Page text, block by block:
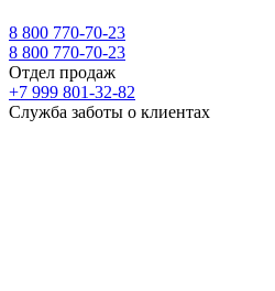
8 800 770-70-23
8 800 770-70-23
Отдел продаж
+7 999 801-32-82
Служба заботы о клиентах